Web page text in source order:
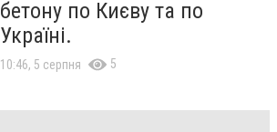
бетону по Києву та по
Україні.
10:46, 5 серпня 5